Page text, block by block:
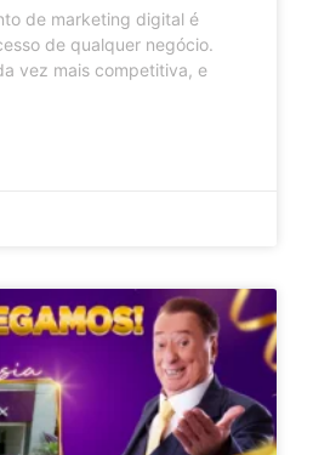
de marketing digital é
de qualquer negócio.
vez mais competitiva, e